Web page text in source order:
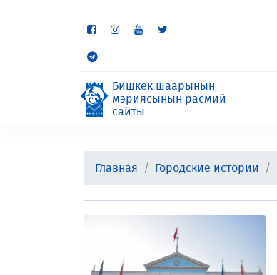
Бишкек шаарынын
мэриясынын расмий
сайты
Главная Городские истории